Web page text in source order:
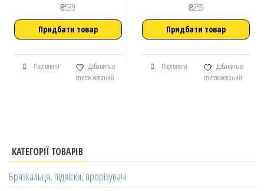
₴539
Придбати товар
Порівняти
Добавить в
список желаний
₴259
Придбати товар
Порівняти
Добавить в
список желаний
КАТЕГОРІЇ ТОВАРІВ
Брязкальця, підвіски, прорізувачі